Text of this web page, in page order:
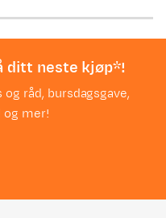
ditt neste kjøp*!
råd, bursdagsgave,
og mer!